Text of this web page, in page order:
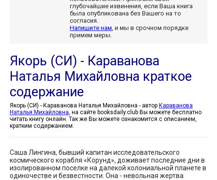
глубочайшие извинения, если Ваша книга
была опубликована без Вашего на то
согласия.
Напишите нам , и мы в срочном порядке
примем меры.
Якорь (СИ) - Караванова
Наталья Михайловна краткое
содержание
Якорь (СИ) - Караванова Наталья Михайловна - автор Караванова
Наталья Михайловна , на сайте booksdaily.club Вы можете бесплатно
читать книгу онлайн. Так же Вы можете ознакомится с описанием,
кратким содержанием.
Саша Лингина, бывший капитан исследовательского
космического корабля «Корунд», доживает последние дни в
изолированном поселке на далекой колониальной планете в
одиночестве и безвестности. Она - невольная жертва